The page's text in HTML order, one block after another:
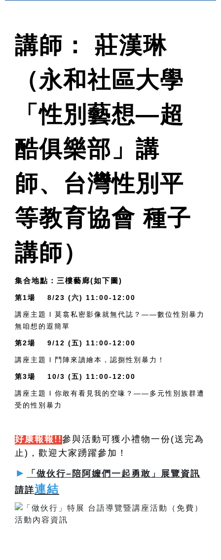
講師： 莊漢琳
（永和社區大學
「性別藝想—超
酷俱樂部」講
師、台灣性別平
等教育協會 種子
講師）
集合地點：三樓藝廊(如下 圖)
第1場 8/23 (六) 11:00-12:00
講座主題 l 莫翕私密影像就無代誌？——數位性別暴力
無咱想的遐簡單
第2場 9/12 (五) 11:00-12:00
講座主題 l 鬥陣來讀繪本，認捌性別暴力！
第3場 10/3 (五) 11:00-12:00
講座主題 l 你敢有看見我的空喙？——多元性別族群遭
受的性別暴力
好康報報!!參與活動可獲小禮物一份(送完為
止)，歡迎大家踴躍參加！
►
「做伙行–陪阿嬤們一起勇敢」展覽資訊
請詳連結